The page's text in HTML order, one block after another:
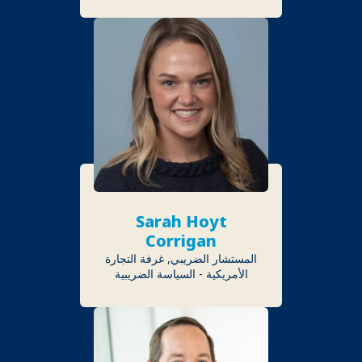
Sarah Hoyt
Corrigan
المستشار الضريبي, غرفة التجارة
الأمريكية - السياسة الضريبية